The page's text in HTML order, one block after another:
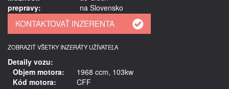
prepravy:
na Slovensko
ZOBRAZIŤ VŠETKY INZERÁTY UŽÍVATEĽA
Detaily vozu:
Objem motora:
1968 ccm, 103kw
Kód motora:
CFF